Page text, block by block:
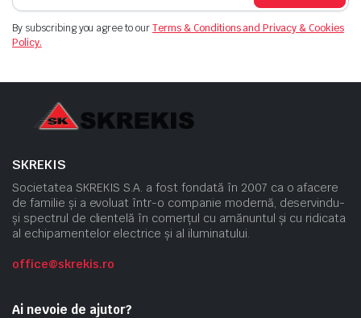
By subscribing you agree to ourTerms & Conditions and Privacy & Cookies
Policy.
SKREKIS
Societatea SKREKIS S.A. a fost fondată în 2007 ca o afacere
de familie și a evoluat într-o companie modernă, deservindu-
și spectrul de clientelă în comerțul cu amănuntul și cu ridicata
al echipamentelor electrice și al iluminatului.
office@skrekis.ro
Ai nevoie de ajutor?